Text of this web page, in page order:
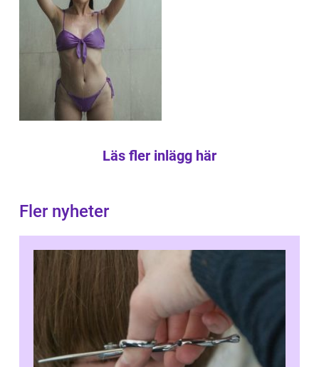
Läs fler inlägg här
Fler nyheter